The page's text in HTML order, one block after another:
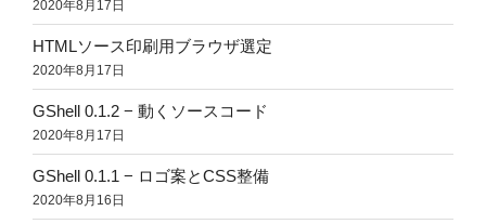
2020年8月17日
HTMLソース印刷用ブラウザ選定
2020年8月17日
GShell 0.1.2 − 動くソースコード
2020年8月17日
GShell 0.1.1 − ロゴ案とCSS整備
2020年8月16日